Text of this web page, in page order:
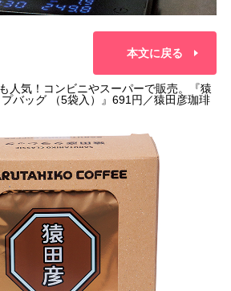
本文に戻る
人気！コンビニやスーパーで販売。『猿
バッグ （5袋入）』691円／猿田彦珈琲